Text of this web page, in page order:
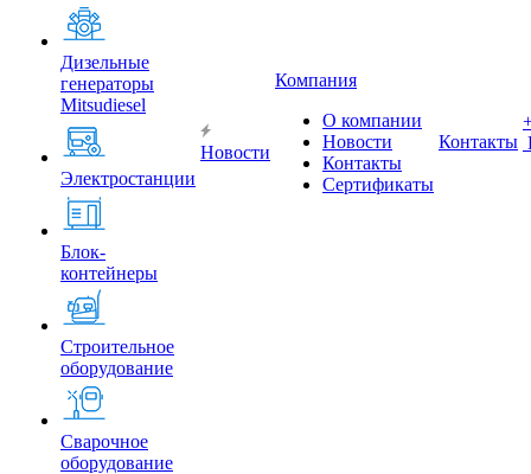
Дизельные
генераторы
Mitsudiesel
Электростанции
Блок-
контейнеры
Строительное
оборудование
Сварочное
оборудование
Новости
Компания
О компании
Новости
Контакты
Сертификаты
Контакты